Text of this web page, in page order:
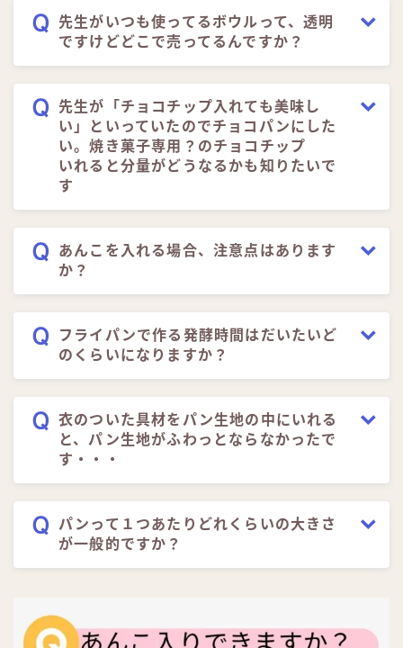
先生がいつも使ってるボウルって、透明
ですけどどこで売ってるんですか？
先生が「チョコチップ入れても美味し
い」といっていたのでチョコパンにした
い。焼き菓子専用？のチョコチップ
いれると分量がどうなるかも知りたいで
す
あんこを入れる場合、注意点はあります
か？
フライパンで作る発酵時間はだいたいど
のくらいになりますか？
衣のついた具材をパン生地の中にいれる
と、パン生地がふわっとならなかったで
す・・・
パンって１つあたりどれくらいの大きさ
が一般的ですか？